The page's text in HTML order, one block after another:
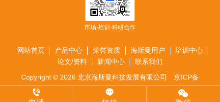
市场·培训·科研合作
网站首页 产品中心 荣誉资质 海斯曼用户
培训中心
论文/资料
新闻中心
联系我们
Copyright © 2026 北京海斯曼科技发展有限公司 京ICP备
17042384号-1